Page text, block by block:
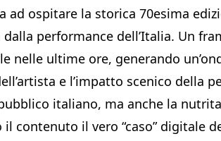
ad ospitare la storica 70esima
dalla performance dell’Italia. Un
nelle ultime ore, generando
e l’impatto scenico della
italiano, ma anche la
contenuto il vero “caso” digitale